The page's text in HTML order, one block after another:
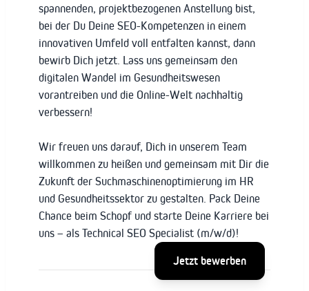
spannenden, projektbezogenen Anstellung bist,
bei der Du Deine SEO-Kompetenzen in einem
innovativen Umfeld voll entfalten kannst, dann
bewirb Dich jetzt. Lass uns gemeinsam den
digitalen Wandel im Gesundheitswesen
vorantreiben und die Online-Welt nachhaltig
verbessern!
Wir freuen uns darauf, Dich in unserem Team
willkommen zu heißen und gemeinsam mit Dir die
Zukunft der Suchmaschinenoptimierung im HR
und Gesundheitssektor zu gestalten. Pack Deine
Chance beim Schopf und starte Deine Karriere bei
uns – als Technical SEO Specialist (m/w/d)!
Jetzt bewerben